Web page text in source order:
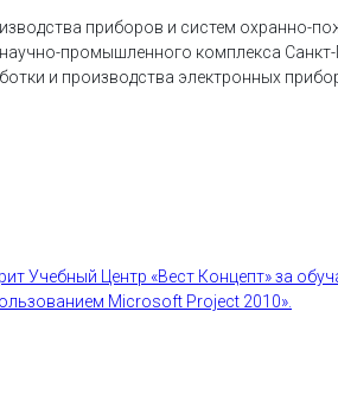
приборов и систем охранно-
промышленного комплекса Санкт-
и производства электронных
Учебный Центр «Вест Концепт» за
Microsoft Project 2010».